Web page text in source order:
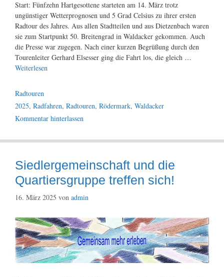
Start: Fünfzehn Hartgesottene starteten am 14. März trotz
ungünstiger Wetterprognosen und 5 Grad Celsius zu ihrer ersten
Radtour des Jahres. Aus allen Stadtteilen und aus Dietzenbach waren
sie zum Startpunkt 50. Breitengrad in Waldacker gekommen. Auch
die Presse war zugegen. Nach einer kurzen Begrüßung durch den
Tourenleiter Gerhard Elsesser ging die Fahrt los, die gleich …
Weiterlesen
Kategorien
Radtouren
Schlagwörter
2025, Radfahren, Radtouren, Rödermark, Waldacker
Kommentar hinterlassen
Siedlergemeinschaft und die
Quartiersgruppe treffen sich!
16. März 2025 von admin